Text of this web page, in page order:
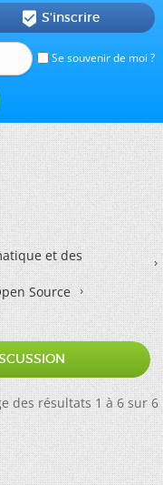
Se souvenir de moi ?
 S'inscrire
et des
Source
des résultats 1 à 6 sur 6